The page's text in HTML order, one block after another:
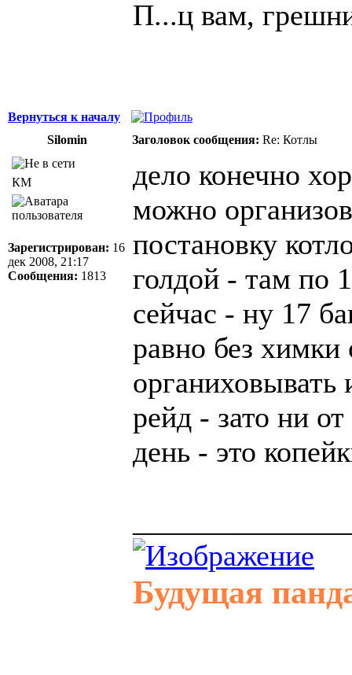
П...ц вам,
Вернуться к началу
Silomin
Заголовок сообщения: Re: Котлы
КМ
Зарегистрирован: 16
дек 2008, 21:17
Сообщения: 1813
дело конечно
можно
постановку
голдой - там по
сейчас - ну 17
равно без химки
органиховывать
рейд - зато ни
день - это
Будущая